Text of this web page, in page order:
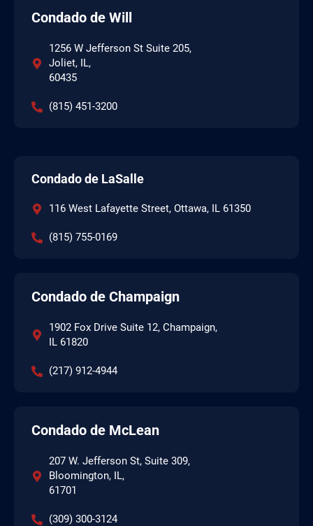
Condado de Will
1256 W Jefferson St Suite 205,
Joliet, IL,
60435
(815) 451-3200
Condado de LaSalle
116 West Lafayette Street, Ottawa, IL 61350
(815) 755-0169
Condado de Champaign
1902 Fox Drive Suite 12, Champaign,
IL 61820
(217) 912-4944
Condado de McLean
207 W. Jefferson St, Suite 309,
Bloomington, IL,
61701
(309) 300-3124